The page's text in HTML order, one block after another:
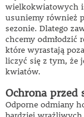
wielkokwiatowych
usuniemy również
sezonie. Dlatego
chcemy odmłodzić
które wyrastają
liczyć się z tym, że
kwiatów.
Ochrona przed
Odporne odmiany